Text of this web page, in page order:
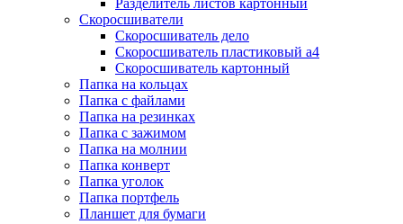
Разделитель листов картонный
Скоросшиватели
Скоросшиватель дело
Скоросшиватель пластиковый а4
Скоросшиватель картонный
Папка на кольцах
Папка с файлами
Папка на резинках
Папка с зажимом
Папка на молнии
Папка конверт
Папка уголок
Папка портфель
Планшет для бумаги